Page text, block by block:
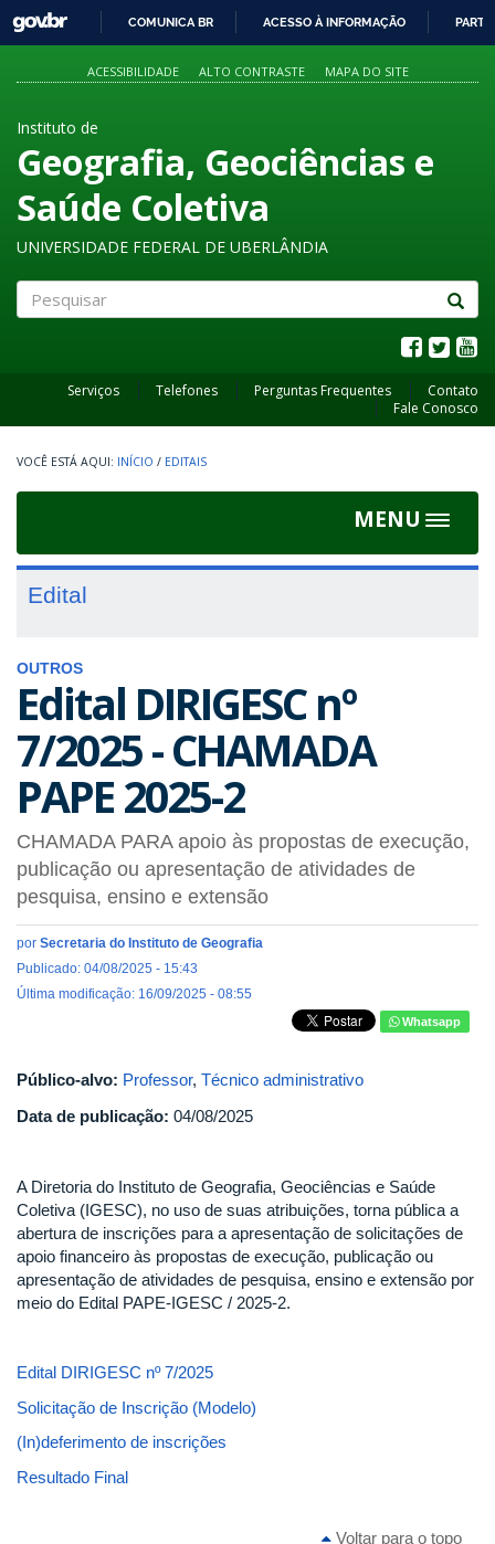
PARA
O
GOVBR
COMUNICA BR ACESSO À INFORMAÇÃO
ACESSIBILIDADE ALTO CONTRASTE MAPA DO SITE
Instituto de
Geografia, Geociências e
Saúde Coletiva
UNIVERSIDADE FEDERAL DE UBERLÂNDIA
Serviços Telefones Perguntas Frequentes
Contato
Fale Conosco
INÍCIO / EDITAIS
MENU
Toggle
Edital
OUTROS
Edital DIRIGESC nº
7/2025 - CHAMADA
PAPE 2025-2
CHAMADA PARA apoio às propostas de execução,
publicação ou apresentação de atividades de
pesquisa, ensino e extensão
por Secretaria do Instituto de Geografia
Publicado: 04/08/2025 - 15:43
Última modificação: 16/09/2025 - 08:55
Whatsapp
Público-alvo: Professor, Técnico administrativo
Data de publicação: 04/08/2025
A Diretoria do Instituto de Geografia, Geociências e Saúde
Coletiva (IGESC), no uso de suas atribuições, torna pública a
abertura de inscrições para a apresentação de solicitações de
apoio financeiro às propostas de execução, publicação ou
apresentação de atividades de pesquisa, ensino e extensão por
meio do Edital PAPE-IGESC / 2025-2.
Edital DIRIGESC nº 7/2025
Solicitação de Inscrição (Modelo)
(In)deferimento de inscrições
Resultado Final
Voltar para o topo